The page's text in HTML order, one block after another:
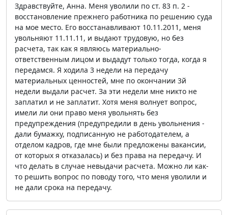
Здравствуйте, Анна. Меня уволили по ст. 83 п. 2 -
восстановление прежнего работника по решению суда
на мое место. Его восстанавливают 10.11.2011, меня
увольняют 11.11.11, и выдают трудовую, но без
расчета, так как я являюсь материально-
ответственным лицом и выдадут только тогда, когда я
передамся. Я ходила 3 недели на передачу
материальных ценностей, мне по окончании 3й
недели выдали расчет. За эти недели мне никто не
заплатил и не заплатит. Хотя меня волнует вопрос,
имели ли они право меня увольнять без
предупреждения (предупредили в день увольнения -
дали бумажку, подписанную не работодателем, а
отделом кадров, где мне были предложены вакансии,
от которых я отказалась) и без права на передачу. И
что делать в случае невыдачи расчета. Можно ли как-
то решить вопрос по поводу того, что меня уволили и
не дали срока на передачу.